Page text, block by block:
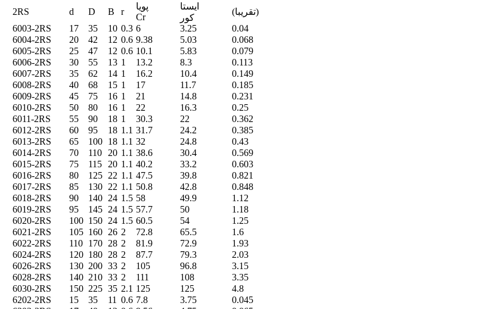
2RS d D B r
پویا ایستا
(تقریبا)
Cr
کور
6003-2RS 17 35 10 0.3 6 3.25
0.04
6004-2RS 20 42 12 0.6 9.38 5.03
0.068
6005-2RS 25 47 12 0.6 10.1 5.83
0.079
6006-2RS 30 55 13 1 13.2 8.3
0.113
6007-2RS 35 62 14 1 16.2 10.4
0.149
6008-2RS 40 68 15 1 17 11.7
0.185
6009-2RS 45 75 16 1 21 14.8
0.231
6010-2RS 50 80 16 1 22 16.3
0.25
6011-2RS 55 90 18 1 30.3 22
0.362
6012-2RS 60 95 18 1.1 31.7 24.2
0.385
6013-2RS 65 100 18 1.1 32 24.8
0.43
6014-2RS 70 110 20 1.1 38.6 30.4
0.569
6015-2RS 75 115 20 1.1 40.2 33.2
0.603
6016-2RS 80 125 22 1.1 47.5 39.8
0.821
6017-2RS 85 130 22 1.1 50.8 42.8
0.848
6018-2RS 90 140 24 1.5 58 49.9
1.12
6019-2RS 95 145 24 1.5 57.7 50
1.18
6020-2RS 100 150 24 1.5 60.5 54
1.25
6021-2RS 105 160 26 2 72.8 65.5
1.6
6022-2RS 110 170 28 2 81.9 72.9
1.93
6024-2RS 120 180 28 2 87.7 79.3
2.03
6026-2RS 130 200 33 2 105 96.8
3.15
6028-2RS 140 210 33 2 111 108
3.35
6030-2RS 150 225 35 2.1 125 125
4.8
6202-2RS 15 35 11 0.6 7.8 3.75
0.045